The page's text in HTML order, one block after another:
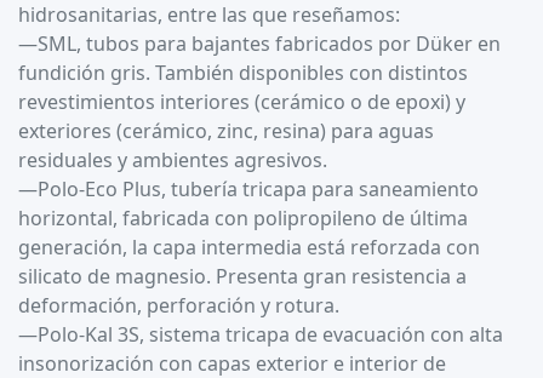
hidrosanitarias, entre las que reseñamos:
—SML, tubos para bajantes fabricados por Düker en
fundición gris. También disponibles con distintos
revestimientos interiores (cerámico o de epoxi) y
exteriores (cerámico, zinc, resina) para aguas
residuales y ambientes agresivos.
—Polo-Eco Plus, tubería tricapa para saneamiento
horizontal, fabricada con polipropileno de última
generación, la capa intermedia está reforzada con
silicato de magnesio. Presenta gran resistencia a
deformación, perforación y rotura.
—Polo-Kal 3S, sistema tricapa de evacuación con alta
insonorización con capas exterior e interior de